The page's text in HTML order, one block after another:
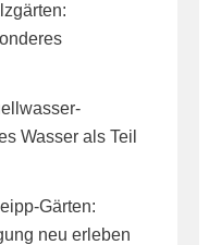
Wasser als Teil
Gärten:
neu erleben